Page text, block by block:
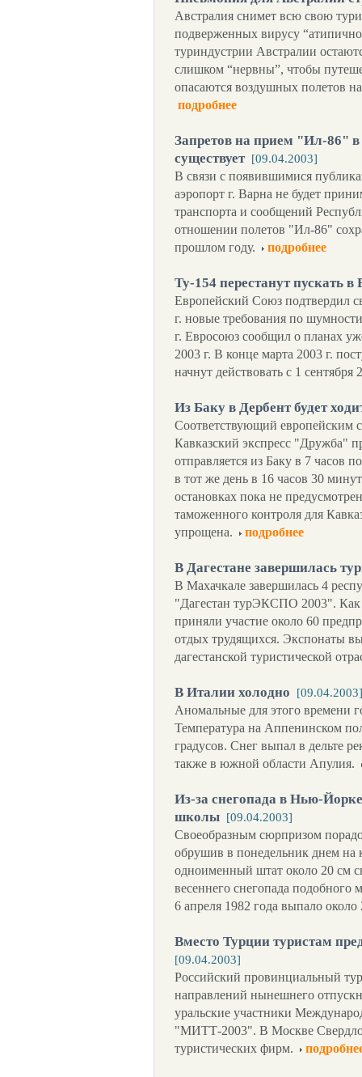
Австралия снимет всю свою
подверженных вирусу
туриндустрии Австралии
слишком “нервны”, чтобы
опасаются воздушных полетов
подробнее
Запретов на прием "Ил-86" в
существует [09.04.2003]
В связи с появившимися
аэропорт г. Варна не будет
транспорта и сообщений
отношении полетов "Ил-86"
прошлом году.
подробнее
Ту-154 перестанут пускать в
Европейский Союз подтвердил
г. новые требования по
г. Евросоюз сообщил о планах
2003 г. В конце марта 2003 г.
начнут действовать с 1 сентября
Из Баку в Дербент будет
Соответствующий европейским
Кавказский экспресс "Дружба"
отправляется из Баку в 7 часов
в тот же день в 16 часов 30
остановках пока не
таможенного контроля для
упрощена.
подробнее
В Дагестане завершилась
В Махачкале завершилась 4
"Дагестан турЭКСПО 2003".
приняли участие около 60
отдых трудящихся. Экспонаты
дагестанской туристической
В Италии холодно [09.04.2003]
Аномальные для этого времени
Температура на Аппенинском
градусов. Снег выпал в дельте
также в южной области Апулия.
Из-за снегопада в Нью-
школы [09.04.2003]
Своеобразным сюрпризом
обрушив в понедельник днем
одноименный штат около 20 см
весеннего снегопада
6 апреля 1982 года выпало
Вместо Турции туристам
[09.04.2003]
Российский провинциальный
направлений нынешнего
уральские участники
"МИТТ-2003". В Москве
туристических фирм.